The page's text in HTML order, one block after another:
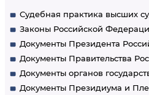
Судебная практика высших
Законы Российской
Документы Президента
Документы Правительства
Документы органов
Документы Президиума и